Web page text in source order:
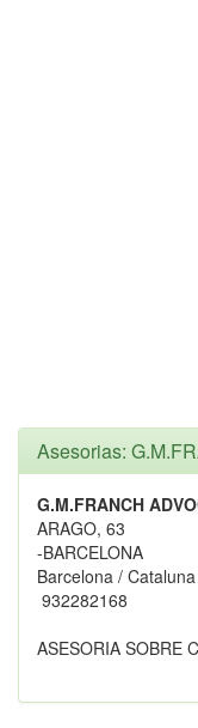
Asesorias:
G.M.FRANCH
ARAGO, 63
-BARCELONA
Barcelona / Cataluna
932282168
ASESORIA SOBRE